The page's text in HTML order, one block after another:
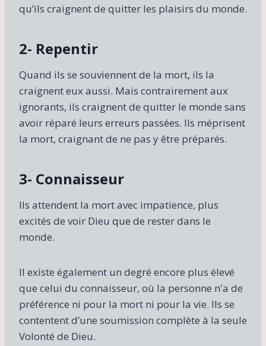
qu’ils craignent de quitter les plaisirs du monde.
2- Repentir
Quand ils se souviennent de la mort, ils la
craignent eux aussi. Mais contrairement aux
ignorants, ils craignent de quitter le monde sans
avoir réparé leurs erreurs passées. Ils méprisent
la mort, craignant de ne pas y être préparés.
3- Connaisseur
Ils attendent la mort avec impatience, plus
excités de voir Dieu que de rester dans le
monde.
Il existe également un degré encore plus élevé
que celui du connaisseur, où la personne n'a de
préférence ni pour la mort ni pour la vie. Ils se
contentent d’une soumission complète à la seule
Volonté de Dieu.